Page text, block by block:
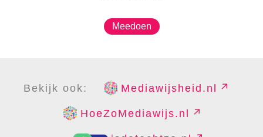
Meedoen
Bekijk ook: Mediawijsheid.nl
HoeZoMediawijs.nl